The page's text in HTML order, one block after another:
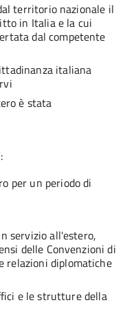
territorio nazionale il
in Italia e la cui
dal competente
italiana
è stata
per un periodo di
servizio all'estero,
delle Convenzioni di
relazioni diplomatiche
e le strutture della